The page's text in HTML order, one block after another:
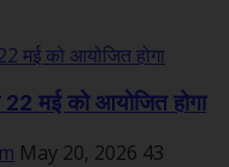
मई को आयोजित होगा
May 20, 2026 43